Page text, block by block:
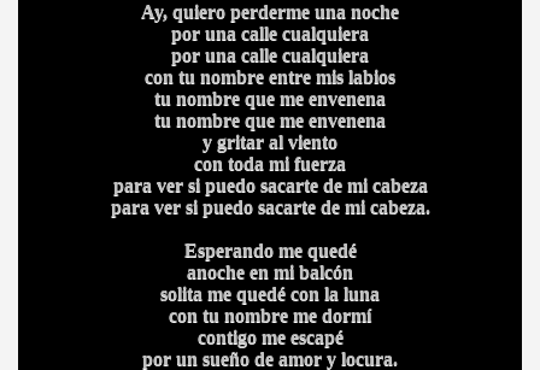
Ay, quiero perderme una noche
por una calle cualquiera
por una calle cualquiera
con tu nombre entre mis labios
tu nombre que me envenena
tu nombre que me envenena
y gritar al viento
con toda mi fuerza
para ver si puedo sacarte de mi cabeza
para ver si puedo sacarte de mi cabeza.
Esperando me quedé
anoche en mi balcón
solita me quedé con la luna
con tu nombre me dormí
contigo me escapé
por un sueño de amor y locura.